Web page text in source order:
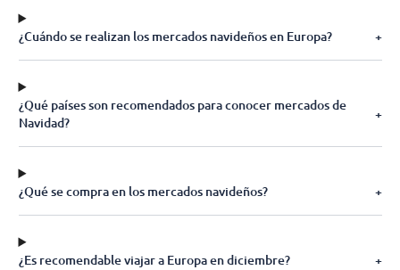
¿Cuándo se realizan los mercados navideños en Europa? +
¿Qué países son recomendados para conocer mercados de
Navidad?
+
¿Qué se compra en los mercados navideños? +
¿Es recomendable viajar a Europa en diciembre? +